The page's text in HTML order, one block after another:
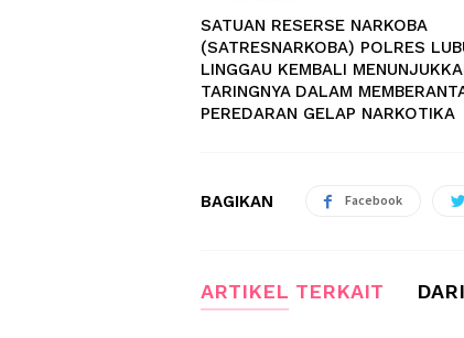
SATUAN RESERSE NARKOBA
(SATRESNARKOBA) POLRES
LINGGAU KEMBALI
TARINGNYA DALAM
PEREDARAN GELAP NARKOTIKA
BAGIKAN Facebook
ARTIKEL TERKAIT